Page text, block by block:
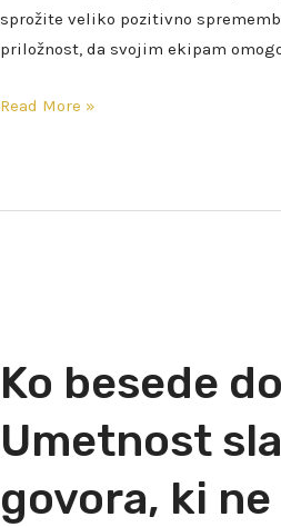
sprožite veliko pozitivno
priložnost, da svojim ekipam
Read More »
Ko besede
Umetnost
govora, ki